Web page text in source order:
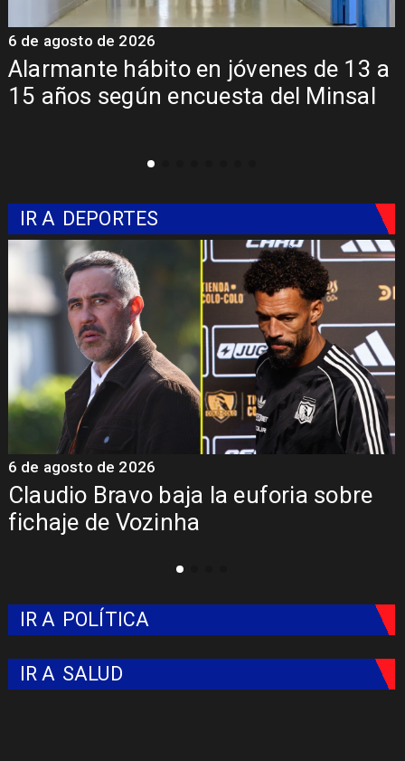
Aprueban creación del Parque
Sebastián Piñera con inversión de $4
6 de agosto de 2026
IR A DEPORTES
Presentación de Vozinha en Colo
Colo: Fecha, Estadio y Contrato
5 de agosto de 2026
IR A POLÍTICA
IR A SALUD